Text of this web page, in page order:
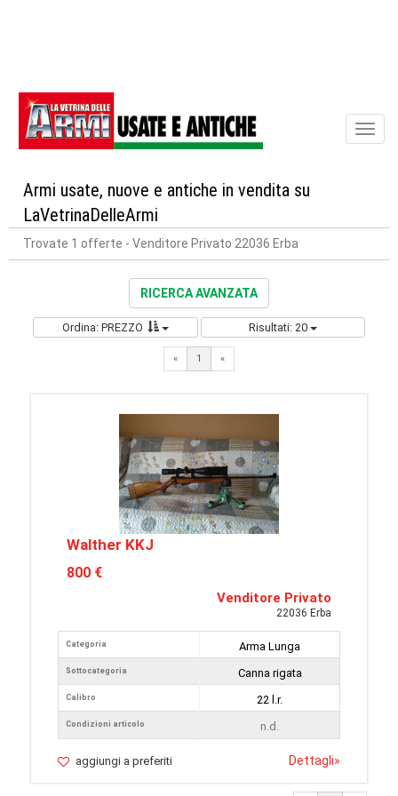
Armi usate, nuove e antiche in vendita su
LaVetrinaDelleArmi
Trovate 1 offerte - Venditore Privato 22036 Erba
RICERCA AVANZATA
Ordina: PREZZO Risultati: 20
« 1 «
Walther KKJ
800 €
Venditore Privato
22036 Erba
Categoria
Sottocategoria
Calibro
Condizioni articolo
Arma Lunga
Canna rigata
22 l.r.
n.d.
aggiungi a preferiti Dettagli»